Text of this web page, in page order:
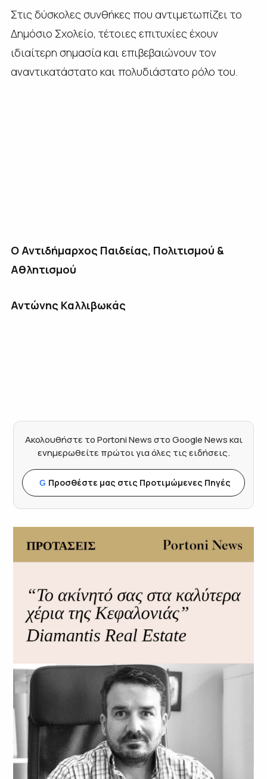
Στις δύσκολες συνθήκες που αντιμετωπίζει το
Δημόσιο Σχολείο, τέτοιες επιτυχίες έχουν
ιδιαίτερη σημασία και επιβεβαιώνουν τον
αναντικατάστατο και πολυδιάστατο ρόλο του.
Ο Αντιδήμαρχος Παιδείας, Πολιτισμού &
Αθλητισμού
Αντώνης Καλλιβωκάς
Ακολουθήστε το Portoni News στο Google News και
ενημερωθείτε πρώτοι για όλες τις ειδήσεις.
G Προσθέστε μας στις Προτιμώμενες Πηγές